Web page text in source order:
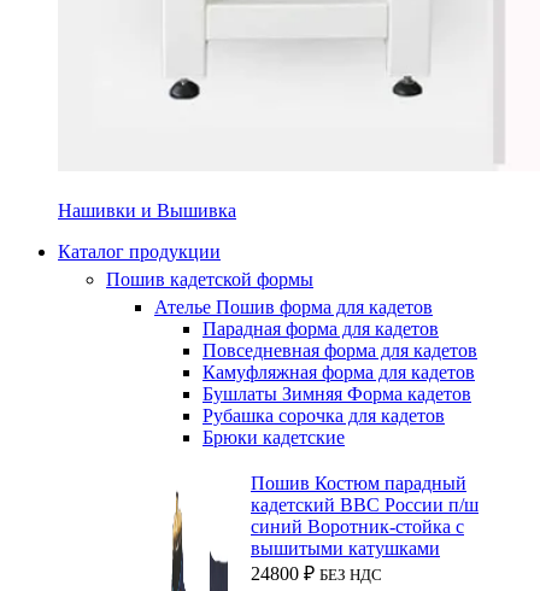
Нашивки и Вышивка
Каталог продукции
Пошив кадетской формы
Ателье Пошив форма для кадетов
Парадная форма для кадетов
Повседневная форма для кадетов
Камуфляжная форма для кадетов
Бушлаты Зимняя Форма кадетов
Рубашка сорочка для кадетов
Брюки кадетские
Пошив Костюм парадный
кадетский ВВС России п/ш
синий Воротник-стойка с
вышитыми катушками
24800 ₽ БЕЗ НДС